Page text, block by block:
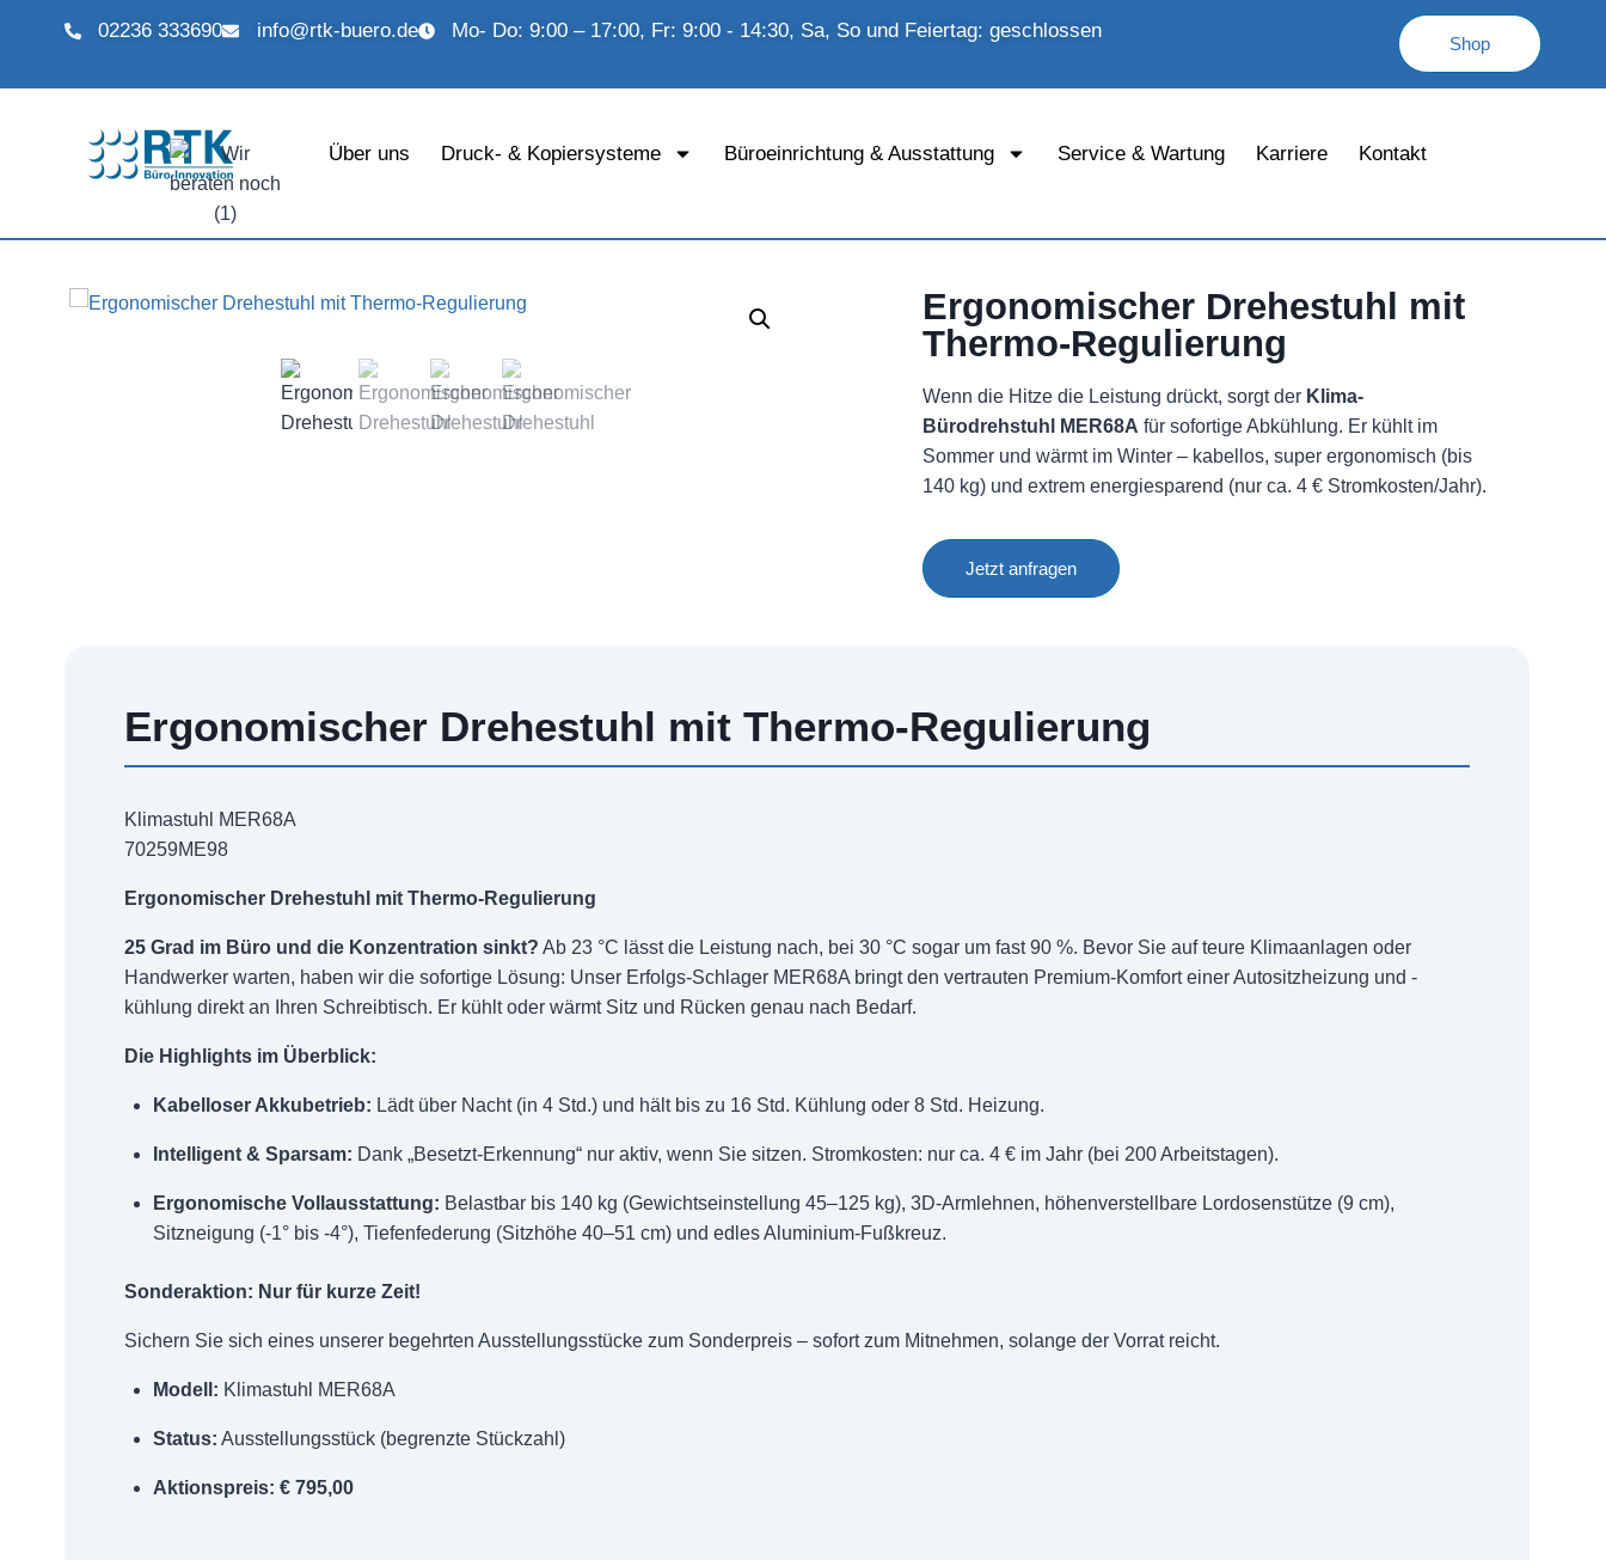
02236 333690 info@rtk-buero.de Mo- Do: 9:00 – 17:00, Fr: 9:00 - 14:30, Sa, So und Feiertag: geschlossen
Shop
Über uns Druck- & Kopiersysteme Büroeinrichtung & Ausstattung Service & Wartung Karriere Kontakt
Ergonomischer Drehestuhl mit
Thermo-Regulierung
Wenn die Hitze die Leistung drückt, sorgt der Klima-
Bürodrehstuhl MER68A für sofortige Abkühlung. Er kühlt im
Sommer und wärmt im Winter – kabellos, super ergonomisch (bis
140 kg) und extrem energiesparend (nur ca. 4 € Stromkosten/Jahr).
Jetzt anfragen
Ergonomischer Drehestuhl mit Thermo-Regulierung
Klimastuhl MER68A
70259ME98
Ergonomischer Drehestuhl mit Thermo-Regulierung
25 Grad im Büro und die Konzentration sinkt? Ab 23 °C lässt die Leistung nach, bei 30 °C sogar um fast 90 %. Bevor Sie auf teure Klimaanlagen oder
Handwerker warten, haben wir die sofortige Lösung: Unser Erfolgs-Schlager MER68A bringt den vertrauten Premium-Komfort einer Autositzheizung und -
kühlung direkt an Ihren Schreibtisch. Er kühlt oder wärmt Sitz und Rücken genau nach Bedarf.
Die Highlights im Überblick:
Kabelloser Akkubetrieb: Lädt über Nacht (in 4 Std.) und hält bis zu 16 Std. Kühlung oder 8 Std. Heizung.
Intelligent & Sparsam: Dank „Besetzt-Erkennung“ nur aktiv, wenn Sie sitzen. Stromkosten: nur ca. 4 € im Jahr (bei 200 Arbeitstagen).
Ergonomische Vollausstattung: Belastbar bis 140 kg (Gewichtseinstellung 45–125 kg), 3D-Armlehnen, höhenverstellbare Lordosenstütze (9 cm),
Sitzneigung (-1° bis -4°), Tiefenfederung (Sitzhöhe 40–51 cm) und edles Aluminium-Fußkreuz.
Sonderaktion: Nur für kurze Zeit!
Sichern Sie sich eines unserer begehrten Ausstellungsstücke zum Sonderpreis – sofort zum Mitnehmen, solange der Vorrat reicht.
Modell: Klimastuhl MER68A
Status: Ausstellungsstück (begrenzte Stückzahl)
Aktionspreis: € 795,00